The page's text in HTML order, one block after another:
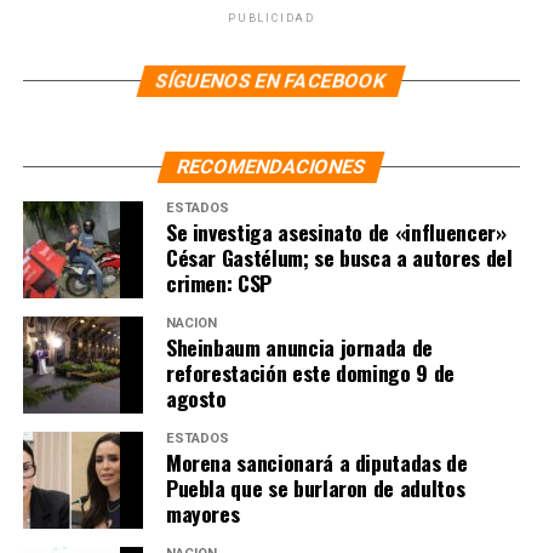
candidatos serán impecables”: Montiel
PUBLICIDAD
SÍGUENOS EN FACEBOOK
RECOMENDACIONES
ESTADOS
Se investiga asesinato de «influencer»
César Gastélum; se busca a autores del
crimen: CSP
NACIÓN
Sheinbaum anuncia jornada de
reforestación este domingo 9 de
agosto
ESTADOS
Morena sancionará a diputadas de
Puebla que se burlaron de adultos
mayores